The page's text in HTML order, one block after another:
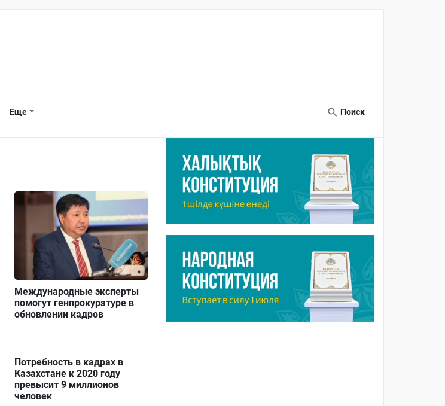
Еще Поиск
Международные эксперты
помогут генпрокуратуре в
обновлении кадров
Потребность в кадрах в
Казахстане к 2020 году
превысит 9 миллионов
человек